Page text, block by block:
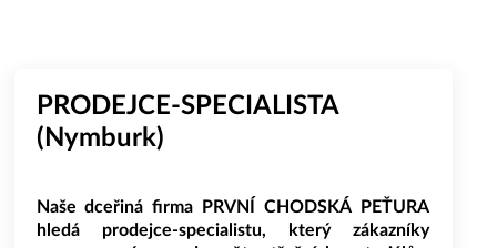
PRODEJCE-SPECIALISTA
(Nymburk)
Naše dceřiná firma PRVNÍ CHODSKÁ PEŤURA
hledá prodejce-specialistu, který zákazníky